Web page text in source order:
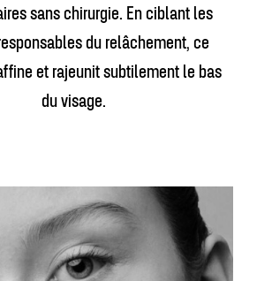
sans chirurgie. En ciblant les
du relâchement, ce
et rajeunit subtilement le bas
du visage.